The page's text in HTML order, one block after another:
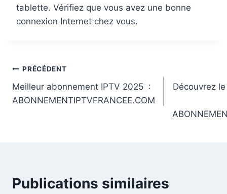
tablette. Vérifiez que vous avez une bonne
connexion Internet chez vous.
PRÉCÉDENT
Meilleur abonnement IPTV 2025 :
ABONNEMENTIPTVFRANCEE.COM
Découvrez
Publications similaires